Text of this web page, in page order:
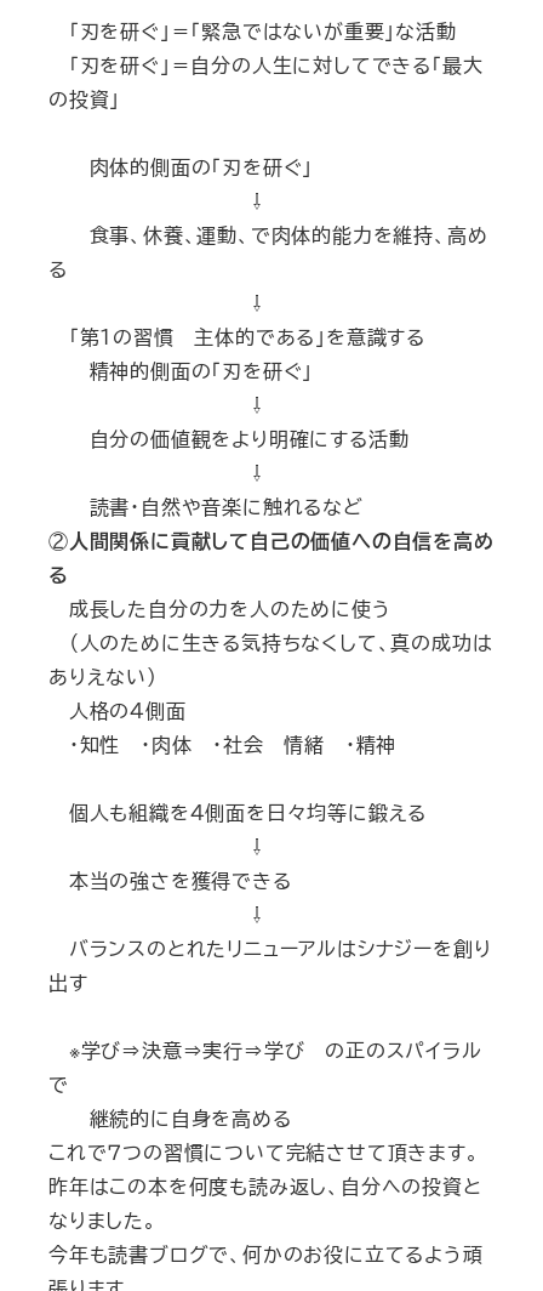
「刃を研ぐ」＝「緊急ではないが重要」な活動
「刃を研ぐ」＝自分の人生に対してできる「最大
の投資」
肉体的側面の「刃を研ぐ」
⇩
食事、休養、運動、で肉体的能力を維持、高め
る
⇩
「第１の習慣 主体的である」を意識する
精神的側面の「刃を研ぐ」
⇩
自分の価値観をより明確にする活動
⇩
読書・自然や音楽に触れるなど
②人間関係に貢献して自己の価値への自信を高め
る
成長した自分の力を人のために使う
（人のために生きる気持ちなくして、真の成功は
ありえない）
人格の４側面
・知性 ・肉体 ・社会 情緒 ・精神
個人も組織を４側面を日々均等に鍛える
⇩
本当の強さを獲得できる
⇩
バランスのとれたリニューアルはシナジーを創り
出す
※学び⇒決意⇒実行⇒学び の正のスパイラル
で
継続的に自身を高める
これで７つの習慣について完結させて頂きます。
昨年はこの本を何度も読み返し、自分への投資と
なりました。
今年も読書ブログで、何かのお役に立てるよう頑